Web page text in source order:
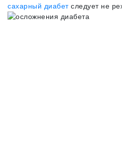
сахарный диабетследует не